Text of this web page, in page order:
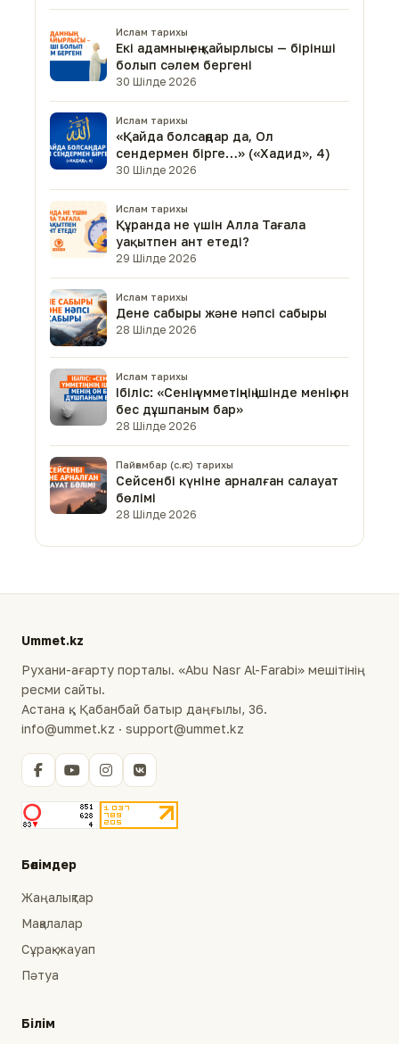
Ислам тарихы
Екі адамның ең қайырлысы — бірінші
болып сәлем бергені
30 Шілде 2026
Ислам тарихы
«Қайда болсаңдар да, Ол
сендермен бірге…» («Хадид», 4)
30 Шілде 2026
Ислам тарихы
Құранда не үшін Алла Тағала
уақытпен ант етеді?
29 Шілде 2026
Ислам тарихы
Дене сабыры және нәпсі сабыры
28 Шілде 2026
Ислам тарихы
Ібіліс: «Сенің үмметіңнің ішінде менің он
бес дұшпаным бар»
28 Шілде 2026
Пайғамбар (с.ғ.с) тарихы
Сейсенбі күніне арналған салауат
бөлімі
28 Шілде 2026
Ummet.kz
Рухани-ағарту порталы. «Abu Nasr Al-Farabi» мешітінің
ресми сайты.
Астана қ., Қабанбай батыр даңғылы, 36.
info@ummet.kz · support@ummet.kz
Бөлімдер
Жаңалықтар
Мақалалар
Сұрақ-жауап
Пәтуа
Білім